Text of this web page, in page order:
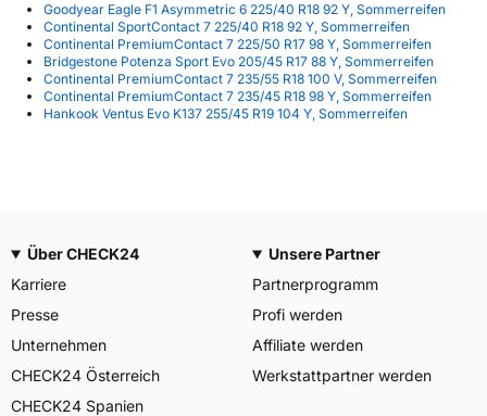
Goodyear Eagle F1 Asymmetric 6 225/40 R18 92 Y, Sommerreifen
Continental SportContact 7 225/40 R18 92 Y, Sommerreifen
Continental PremiumContact 7 225/50 R17 98 Y, Sommerreifen
Bridgestone Potenza Sport Evo 205/45 R17 88 Y, Sommerreifen
Continental PremiumContact 7 235/55 R18 100 V, Sommerreifen
Continental PremiumContact 7 235/45 R18 98 Y, Sommerreifen
Hankook Ventus Evo K137 255/45 R19 104 Y, Sommerreifen
Über CHECK24
Karriere
Presse
Unternehmen
CHECK24 Österreich
CHECK24 Spanien
Unsere Partner
Partnerprogramm
Profi werden
Affiliate werden
Werkstattpartner werden